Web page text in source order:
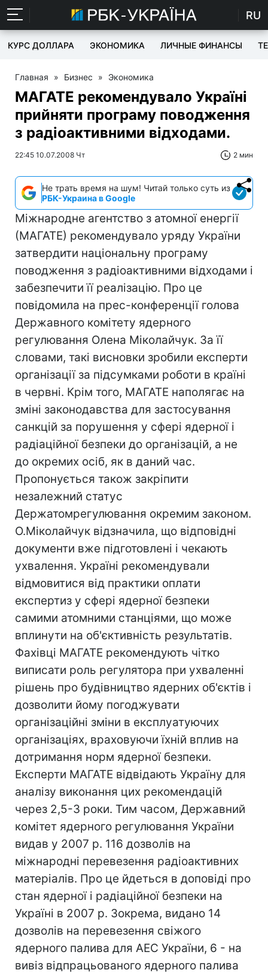
RU
КУРС ДОЛЛАРА ЭКОНОМИКА ЛИЧНЫЕ ФИНАНСЫ
Главная » Бизнес » Экономика
МАГАТЕ рекомендувало Україні
прийняти програму поводження
з радіоактивними відходами.
22:45 10.07.2008 Чт 2 мин
Не трать время на шум! Читай только суть из
РБК-Украина в Google
Міжнародне агентство з атомної енергії
(МАГАТЕ) рекомендувало уряду України
затвердити національну програму
поводження з радіоактивними відходами і
забезпечити її реалізацію. Про це
повідомила на прес-конференції голова
Державного комітету ядерного
регулювання Олена Міколайчук. За її
словами, такі висновки зробили експерти
організації за підсумками роботи в країні
в червні. Крім того, МАГАТЕ наполягає на
зміні законодавства для застосування
санкцій за порушення у сфері ядерної і
радіаційної безпеки до організацій, а не
до окремих осіб, як в даний час.
Пропонується також закріпити
незалежний статус
Держатомрегулювання окремим законом.
О.Міколайчук відзначила, що відповідні
документи вже підготовлені і чекають
ухвалення. Україні рекомендували
відмовитися від практики оплати
експертиз у сфері ядерної безпеки
самими атомними станціями, що може
вплинути на об'єктивність результатів.
Фахівці МАГАТЕ рекомендують чітко
виписати роль регулятора при ухваленні
рішень про будівництво ядерних об'єктів і
дозволити йому погоджувати
організаційні зміни в експлуатуючих
організаціях, враховуючи їхній вплив на
дотримання норм ядерної безпеки.
Експерти МАГАТЕ відвідають Україну для
аналізу виконання цих рекомендацій
через 2,5-3 роки. Тим часом, Державний
комітет ядерного регулювання України
видав у 2007 р. 116 дозволів на
міжнародні перевезення радіоактивних
матеріалів. Про це йдеться в доповіді про
стан ядерної і радіаційної безпеки на
Україні в 2007 р. Зокрема, видано 14
дозволів на перевезення свіжого
ядерного палива для АЕС України, 6 - на
вивіз відпрацьованого ядерного палива